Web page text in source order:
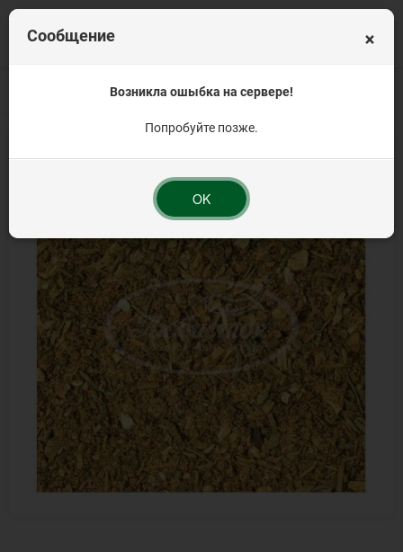
Весовая продукция Классические приправы (базовые)
×
Сообщение
Возникла ошыбка на сервере!
Попробуйте позже.
OK